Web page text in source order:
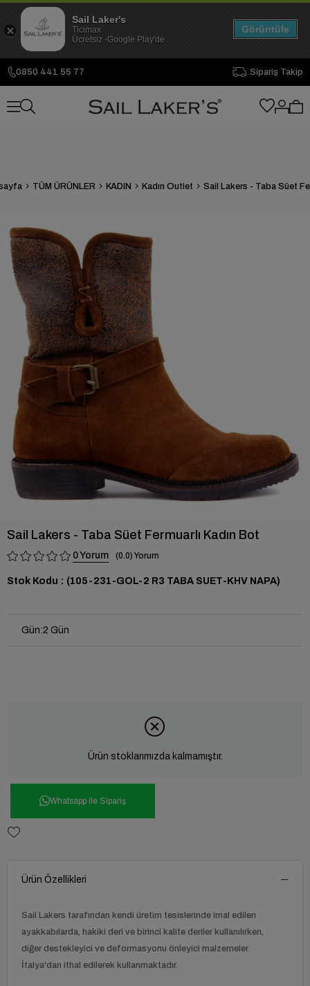
0850 441 55 77 Sipariş Takip
TÜM ÜRÜNLER KADIN Kadın Outlet
Sail Lakers - Taba Süet Fermuarlı Kadın Bot
0 0.0
Stok Kodu (105-231-GOL-2 R3 TABA SUET-KHV NAPA)
Gün:2 Gün
Ürün stoklarımızda kalmamıştır.
Whatsapp ile Sipariş
Ürün Özellikleri
Sail Lakers tarafından kendi üretim tesislerinde imal edilen
ayakkabılarda, hakiki deri ve birinci kalite deriler kullanılırken,
diğer destekleyici ve deformasyonu önleyici malzemeler
İtalya'dan ithal edilerek kullanmaktadır.
Sail Laker's
Ticimax
Ücretsiz -Google Play'de
Görüntüle